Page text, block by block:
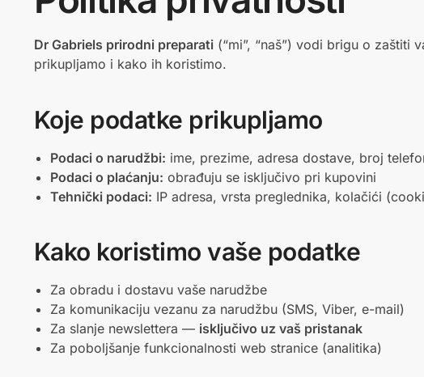
Dr Gabriels prirodni preparati(“mi”, “naš”) vodi brigu o zaštiti
prikupljamo i kako ih koristimo.
Koje podatke prikupljamo
Podaci o narudžbi: ime, prezime, adresa dostave, broj
Podaci o plaćanju: obrađuju se isključivo pri kupovini
Tehnički podaci: IP adresa, vrsta preglednika, kolačići
Kako koristimo vaše podatke
Za obradu i dostavu vaše narudžbe
Za komunikaciju vezanu za narudžbu (SMS, Viber, e-mail)
Za slanje newslettera — isključivo uz vaš pristanak
Za poboljšanje funkcionalnosti web stranice (analitika)